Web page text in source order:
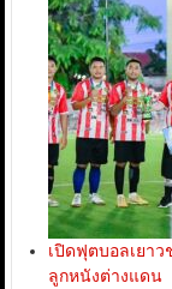
เปิดฟุตบอลเยา
ลูกหนังต่างแดน